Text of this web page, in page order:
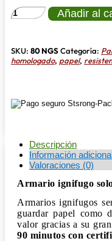
ARMARIO
IGNIFUGO
LLAVE
80NGS
Añadir al
SKU: 80 NGSCategoría:
homologado, papel,
Descripción
Información
Valoraciones (0)
Armario ignifugo
Armarios ignifugos
guardar papel como
valor gracias a su
90 minutos con